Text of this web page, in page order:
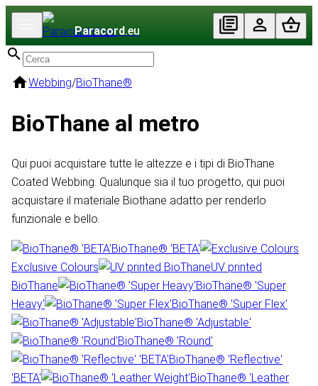
Paracord.eu
Webbing/BioThane®
BioThane al metro
Qui puoi acquistare tutte le altezze e i tipi di BioThane
Coated Webbing. Qualunque sia il tuo progetto, qui puoi
acquistare il materiale Biothane adatto per renderlo
funzionale e bello.
BioThane® 'BETA'
Exclusive Colours
UV printed
BioThane
BioThane® 'Super
Heavy'
BioThane® 'Super Flex'
BioThane® 'Adjustable'
BioThane® 'Round'
BioThane® 'Reflective'
'BETA'
BioThane® 'Leather